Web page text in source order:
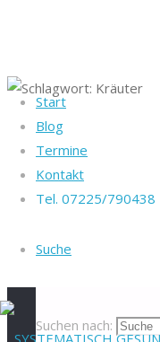
Start
Blog
Termine
Kontakt
Tel. 07225/790438
Suche
Suchen nach:
Beiträge